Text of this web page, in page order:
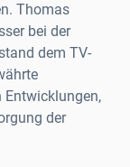
Thomas
bei der
dem TV-
Entwicklungen,
der